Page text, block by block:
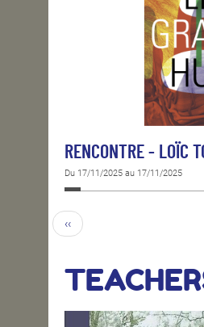
RENCONTRE - LOÏC
Du 17/11/2025 au 17/11/2025
‹‹